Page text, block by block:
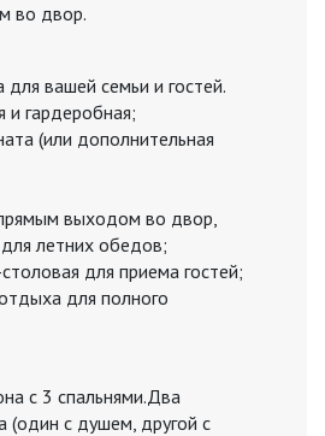
во двор.
вашей семьи и гостей.
и гардеробная;
(или дополнительная
выходом во двор,
летних обедов;
для приема гостей;
для полного
с 3 спальнями.Два
(один с душем, другой с